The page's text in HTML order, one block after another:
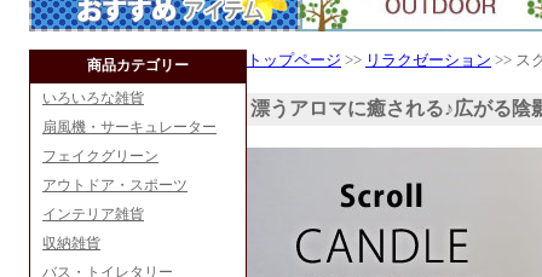
商品カテゴリー
いろいろな雑貨
扇風機・サーキュレーター
フェイクグリーン
アウトドア・スポーツ
インテリア雑貨
収納雑貨
バス・トイレタリー
トップページ >> リラクゼーション >> ス
漂うアロマに癒される♪広がる陰